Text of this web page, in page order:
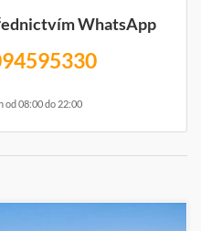
WhatsApp
od 08:00 do 22:00